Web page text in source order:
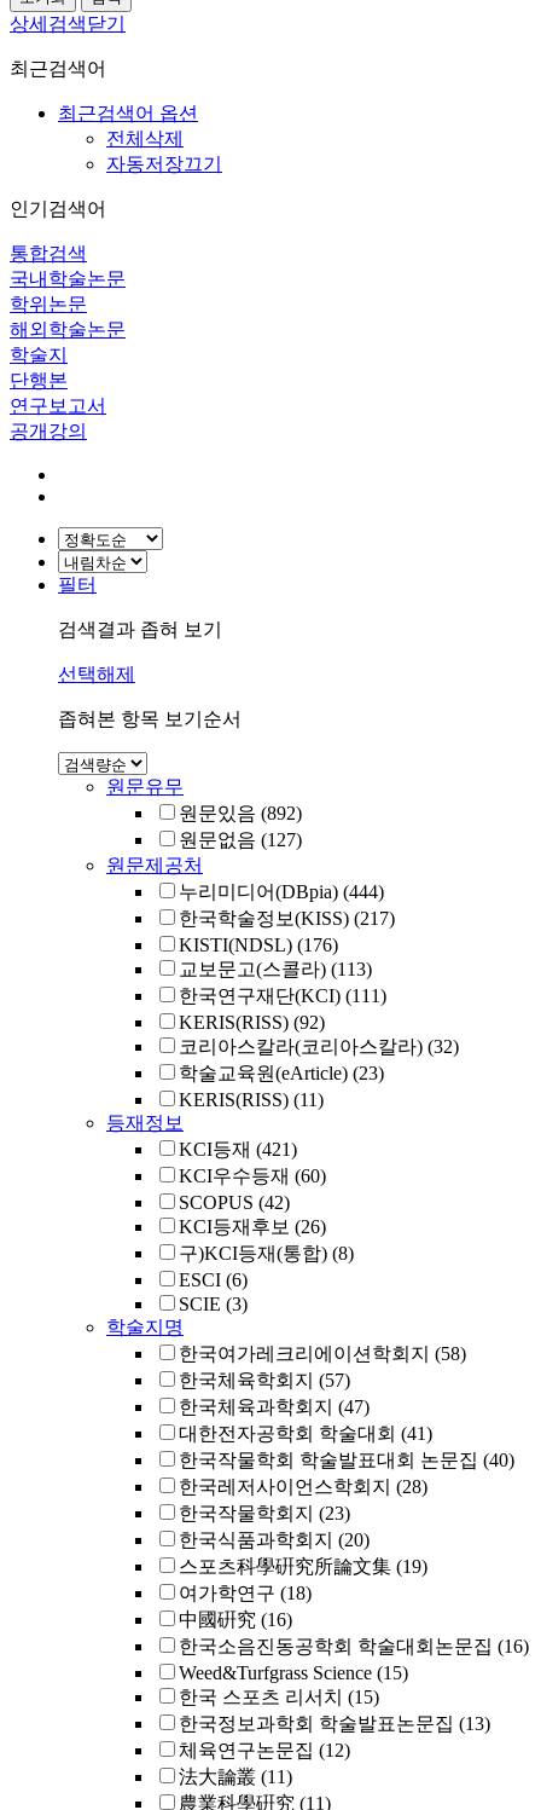
상세검색닫기
최근검색어
최근검색어 옵션
전체삭제
자동저장끄기
인기검색어
통합검색
국내학술논문
학위논문
해외학술논문
학술지
단행본
연구보고서
공개강의
필터
검색결과 좁혀 보기
선택해제
좁혀본 항목 보기순서
원문유무
원문있음 (892)
원문없음 (127)
원문제공처
누리미디어(DBpia) (444)
한국학술정보(KISS) (217)
KISTI(NDSL) (176)
교보문고(스콜라) (113)
한국연구재단(KCI) (111)
KERIS(RISS) (92)
코리아스칼라(코리아스칼라) (32)
학술교육원(eArticle) (23)
KERIS(RISS) (11)
등재정보
KCI등재 (421)
KCI우수등재 (60)
SCOPUS (42)
KCI등재후보 (26)
구)KCI등재(통합) (8)
ESCI (6)
SCIE (3)
학술지명
한국여가레크리에이션학회지 (58)
한국체육학회지 (57)
한국체육과학회지 (47)
대한전자공학회 학술대회 (41)
한국작물학회 학술발표대회 논문집 (40)
한국레저사이언스학회지 (28)
한국작물학회지 (23)
한국식품과학회지 (20)
스포츠科學硏究所論文集 (19)
여가학연구 (18)
中國硏究 (16)
한국소음진동공학회 학술대회논문집 (16)
Weed&Turfgrass Science (15)
한국 스포츠 리서치 (15)
한국정보과학회 학술발표논문집 (13)
체육연구논문집 (12)
法大論叢 (11)
農業科學硏究 (11)